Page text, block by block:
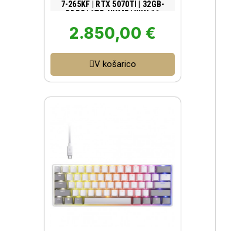
7-265KF | RTX 5070TI | 32GB-
DDR5 | 1TB-NVME | WIN 11
2.850,00 €
V košarico